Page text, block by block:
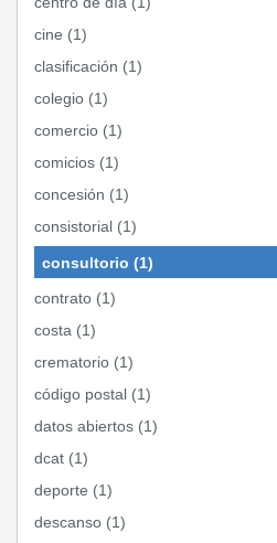
cine (1)
clasificación (1)
colegio (1)
comercio (1)
comicios (1)
concesión (1)
consistorial (1)
consultorio (1)
contrato (1)
costa (1)
crematorio (1)
código postal (1)
datos abiertos (1)
dcat (1)
deporte (1)
descanso (1)